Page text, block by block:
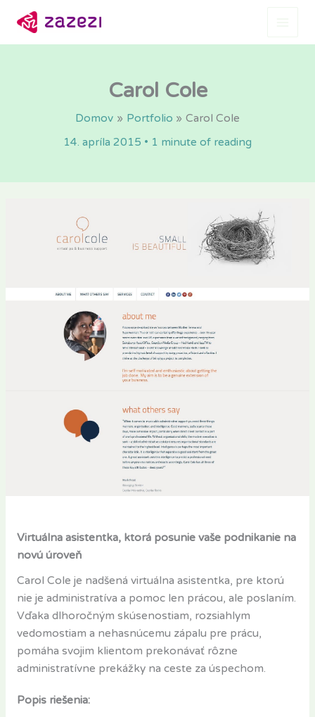
obsah
Carol Cole
Domov Portfolio
Carol Cole
14. apríla 2015 • 1 minute of reading
Virtuálna asistentka, ktorá posunie vaše podnikanie na
novú úroveň
Carol Cole je nadšená virtuálna asistentka, pre ktorú
nie je administratíva a pomoc len prácou, ale poslaním.
Vďaka dlhoročným skúsenostiam, rozsiahlym
vedomostiam a nehasnúcemu zápalu pre prácu,
pomáha svojim klientom prekonávať rôzne
administratívne prekážky na ceste za úspechom.
Popis riešenia: